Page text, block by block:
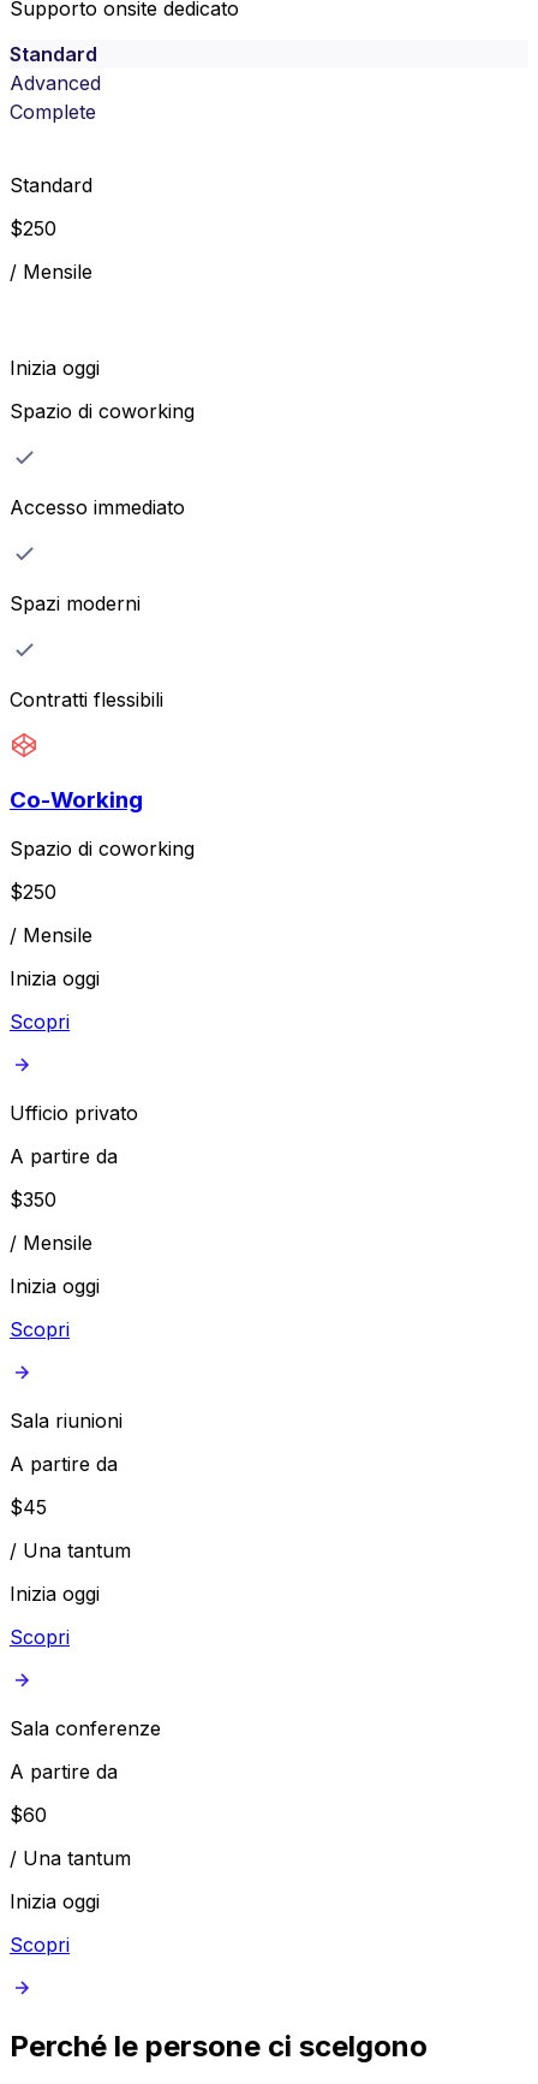
Supporto onsite dedicato
Standard
Advanced
Complete
Standard
$250
/ Mensile
Inizia oggi
Spazio di coworking
Accesso immediato
Spazi moderni
Contratti flessibili
Co-Working
Spazio di coworking
$250
/ Mensile
Inizia oggi
Scopri
Ufficio privato
A partire da
$350
/ Mensile
Inizia oggi
Scopri
Sala riunioni
A partire da
$45
/ Una tantum
Inizia oggi
Scopri
Sala conferenze
A partire da
$60
/ Una tantum
Inizia oggi
Scopri
Perché le persone ci scelgono